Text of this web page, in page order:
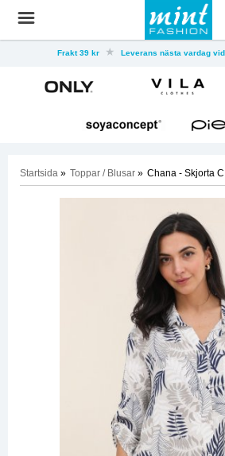
Frakt 39 kr Leverans nästa vardag
Startsida » Toppar / Blusar » Chana - Skjorta